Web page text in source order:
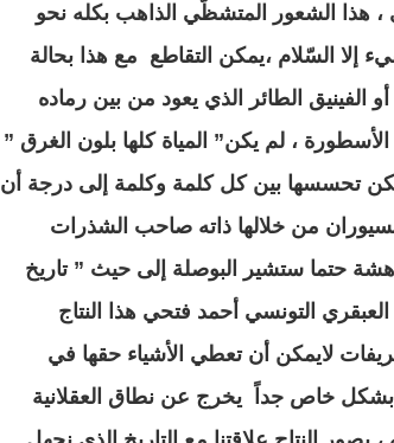
، هذا الشعور المتشظّي الذاهب بكله نحو
إلا السّلام ،يمكن التقاطع مع هذا بحالة
الفينيق الطائر الذي يعود من بين رماده
، لم يكن” المياة كلها بلون الغرق ”
تحسسها بين كل كلمة وكلمة إلى درجة أن
لسيوران من خلالها ذاته صاحب الشذرات
حتما ستشير البوصلة إلى حيث ” تاريخ
التونسي أحمد فتحي هذا النتاج
لايمكن أن تعطي الأشياء حقها في
بشكل خاص جداً يخرج عن نطاق العقلانية